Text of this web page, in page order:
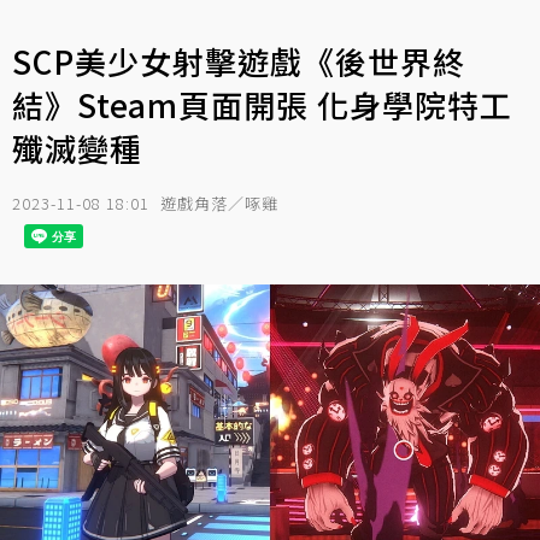
SCP美少女射擊遊戲《後世界終
結》Steam頁面開張 化身學院特工
殲滅變種
2023-11-08 18:01 遊戲角落／啄雞